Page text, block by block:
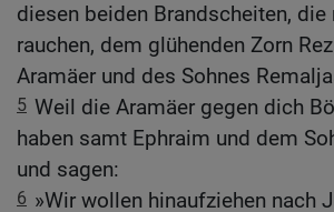
diesen beiden Brandscheiten, die
rauchen, dem glühenden Zorn
Aramäer und des Sohnes
5 Weil die Aramäer gegen dich
haben samt Ephraim und dem
und sagen:
6 »Wir wollen hinaufziehen nach